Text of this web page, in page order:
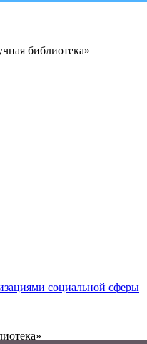
библиотека»
социальной сферы